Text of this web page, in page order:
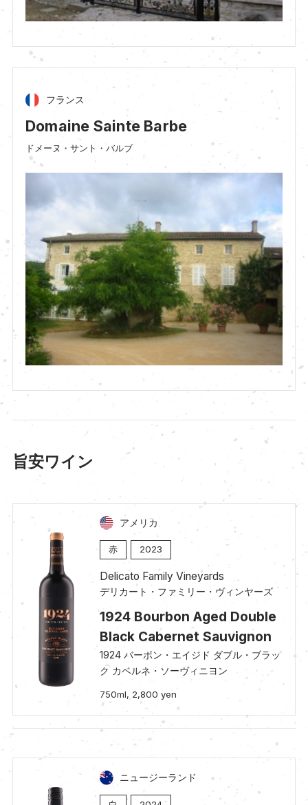
フランス
Domaine Sainte Barbe
ドメーヌ・サント・バルブ
旨安ワイン
アメリカ
赤 2023
Delicato Family Vineyards
デリカート・ファミリー・ヴィンヤーズ
1924 Bourbon Aged Double
Black Cabernet Sauvignon
1924 バーボン・エイジド ダブル・ブラッ
ク カベルネ・ソーヴィニヨン
750ml, 2,800 yen
ニュージーランド